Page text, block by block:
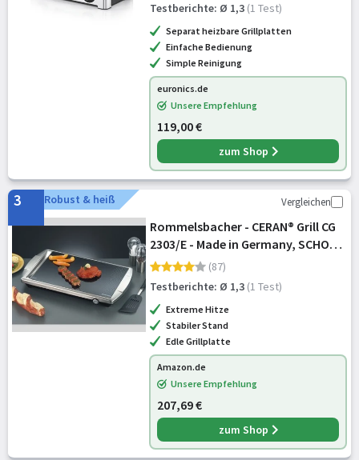
Testberichte: Ø 1,3 (1 Test)
Separat heizbare Grillplatten
Einfache Bedienung
Simple Reinigung
euronics.de
Unsere Empfehlung
119,00 €
zum Shop
3 Robust & heiß Vergleichen
Rommelsbacher - CERAN® Grill CG
2303/E - Made in Germany, SCHOTT
CERAN® Grillfläche, Temperaturen
bis 380 °C stufenlos einstellbar,
versenkbarer Knebel, Fettablaufrin
(87)
Testberichte: Ø 1,3 (1 Test)
Extreme Hitze
Stabiler Stand
Edle Grillplatte
Amazon.de
Unsere Empfehlung
207,69 €
zum Shop